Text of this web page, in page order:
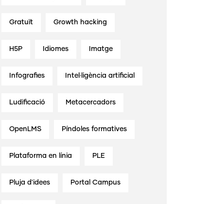
Gratuït Growth hacking
H5P Idiomes Imatge
Infografies Intel·ligència artificial
Ludificació Metacercadors
OpenLMS Píndoles formatives
Plataforma en línia PLE
Pluja d'idees Portal Campus